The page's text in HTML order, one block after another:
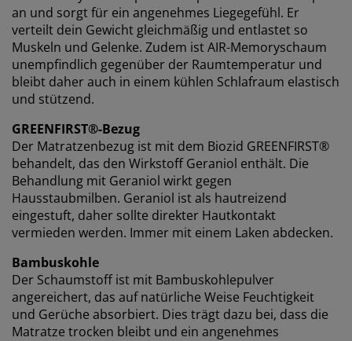
an und sorgt für ein angenehmes Liegegefühl. Er
verteilt dein Gewicht gleichmäßig und entlastet so
Muskeln und Gelenke. Zudem ist AIR-Memoryschaum
unempfindlich gegenüber der Raumtemperatur und
bleibt daher auch in einem kühlen Schlafraum elastisch
und stützend.
GREENFIRST®-Bezug
Der Matratzenbezug ist mit dem Biozid GREENFIRST®
behandelt, das den Wirkstoff Geraniol enthält. Die
Behandlung mit Geraniol wirkt gegen
Hausstaubmilben. Geraniol ist als hautreizend
eingestuft, daher sollte direkter Hautkontakt
vermieden werden. Immer mit einem Laken abdecken.
Bambuskohle
Der Schaumstoff ist mit Bambuskohlepulver
angereichert, das auf natürliche Weise Feuchtigkeit
und Gerüche absorbiert. Dies trägt dazu bei, dass die
Matratze trocken bleibt und ein angenehmes
Kennungen, um dir ein optimales Erlebnis auf unserer
Website zu bieten. Cookies sammeln Informationen
über dich, um Funktionen, Statistiken und relevante
Werbung zu ermöglichen.
Wenn du Marketing-Cookies akzeptierst, teilen wir
(z. B. Google, Meta und TikTok), um personalisierte und
statische Anzeigen zu schalten. Weitere Informationen
zu den Zwecken findest du unter „Einstellungen“, wo
du auch deine Einwilligung jederzeit über das Cookie-
Symbol widerrufen kannst. Durch Klicken auf „Alle
akzeptieren“ stimmst du allen drei
Verwendungszwecken zu. Lies mehr über unsere
Datensowie unsere